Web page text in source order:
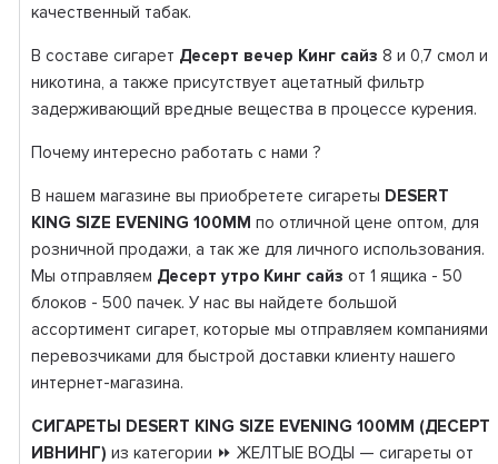
качественный табак.
В составе сигарет Десерт вечер Кинг сайз 8 и 0,7 смол и
никотина, а также присутствует ацетатный фильтр
задерживающий вредные вещества в процессе курения.
Почему интересно работать с нами ?
В нашем магазине вы приобретете сигареты DESERT
KING SIZE EVENING 100ММ по отличной цене оптом, для
розничной продажи, а так же для личного использования.
Мы отправляем Десерт утро Кинг сайз от 1 ящика - 50
блоков - 500 пачек. У нас вы найдете большой
ассортимент сигарет, которые мы отправляем компаниями
перевозчиками для быстрой доставки клиенту нашего
интернет-магазина.
СИГАРЕТЫ DESERT KING SIZE EVENING 100ММ (ДЕСЕРТ
ИВНИНГ) из категории ⏩ ЖЕЛТЫЕ ВОДЫ — сигареты от